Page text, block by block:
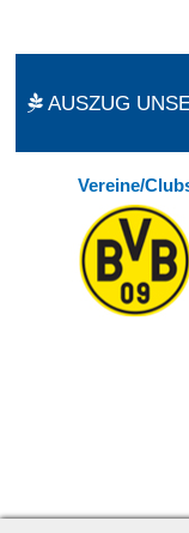
AUSZUG
Vereine/